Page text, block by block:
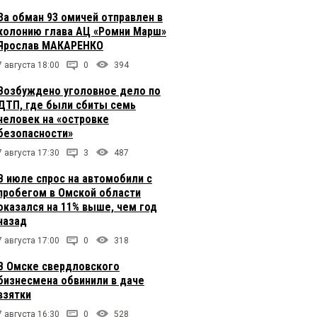
обман 93 омичей отправлен в
глава АЦ «Ромни Марш»
МАКАРЕНКО
августа 18:00 0 394
уголовное дело по
где были сбиты семь
на «островке
августа 17:30 3 487
июле спрос на автомобили с
в Омской области
на 11% выше, чем год
августа 17:00 0 318
Омске свердловского
обвинили в даче
августа 16:30 0 528